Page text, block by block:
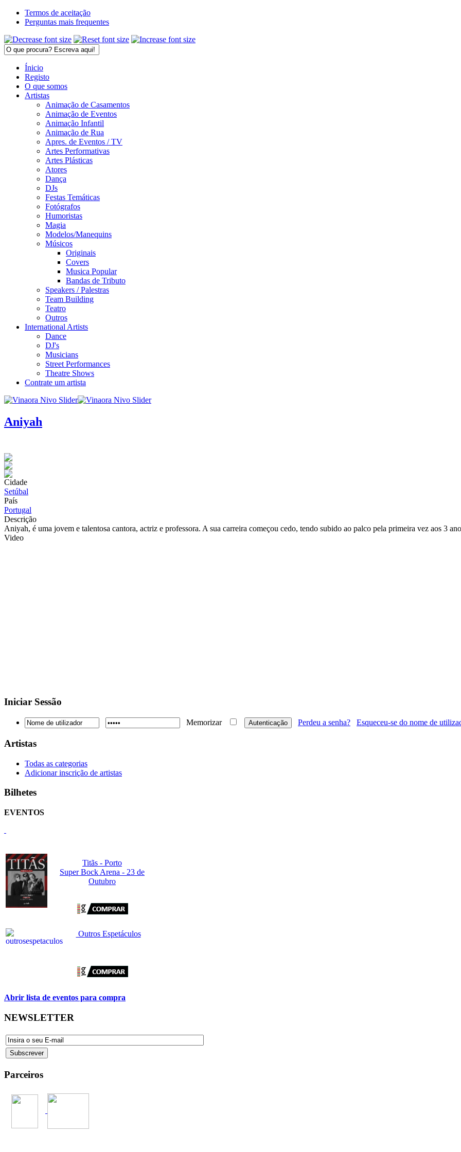
Termos de aceitação
Perguntas mais frequentes
Ínicio
Registo
O que somos
Artistas
Animação de Casamentos
Animação de Eventos
Animação Infantil
Animação de Rua
Apres. de Eventos / TV
Artes Performativas
Artes Plásticas
Atores
Dança
DJs
Festas Temáticas
Fotógrafos
Humoristas
Magia
Modelos/Manequins
Músicos
Originais
Covers
Musica Popular
Bandas de Tributo
Speakers / Palestras
Team Building
Teatro
Outros
International Artists
Dance
DJ's
Musicians
Street Performances
Theatre Shows
Contrate um artista
Aniyah
Cidade
Setúbal
País
Portugal
Descrição
Aniyah, é uma jovem e talentosa cantora, actriz e professora. A sua carreira começou cedo, tendo subido ao palco pela primeira vez aos 3
Video
Iniciar Sessão
Memorizar Perdeu a senha? Esqueceu-se do nome de
Artistas
Todas as categorias
Adicionar inscrição de artistas
Bilhetes
EVENTOS
Titãs - Porto
Super Bock Arena - 23 de
Outubro
Outros Espetáculos
Abrir lista de eventos para compra
NEWSLETTER
Parceiros